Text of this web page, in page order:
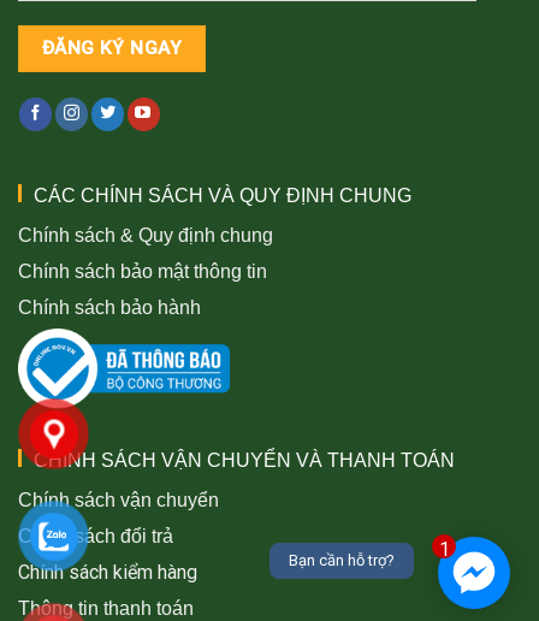
CÁC CHÍNH SÁCH VÀ QUY ĐỊNH CHUNG
Chính sách & Quy định chung
Chính sách bảo mật thông tin
Chính sách bảo hành
CHÍNH SÁCH VẬN CHUYỂN VÀ THANH TOÁN
Chính sách vận chuyển
Chính sách đổi trả
Chính sách kiểm hàng
Thông tin thanh toán
1
Bạn cần hỗ trợ?